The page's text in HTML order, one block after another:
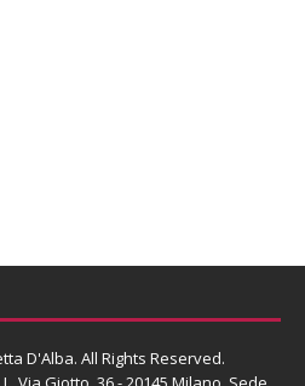
D'Alba. All Rights Reserved.